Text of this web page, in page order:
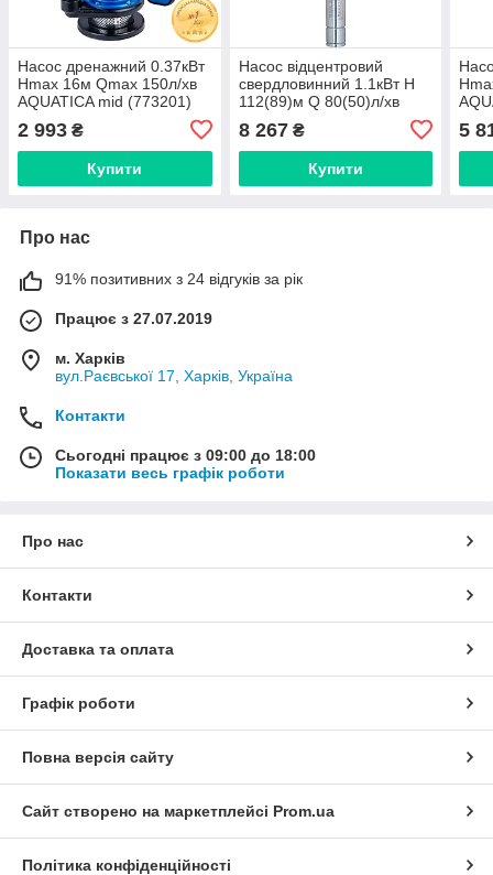
Насос дренажний 0.37кВт
Hmax 16м Qmax 150л/хв
AQUATICA mid (773201)
2 993 ₴
Купити
Насос відцентровий
свердловинний 1.1кВт H
112(89)м Q 80(50)л/хв
(DONGYIN) 3.5SDm3/20
(777115)
8 267₴
Купити
5
Про нас
91% позитивних з 24 відгуків за рік
Працює з 27.07.2019
м. Харків
вул.Раєвської 17, Харків, Україна
Контакти
Сьогодні працює з 09:00 до 18:00
Показати весь графік роботи
Про нас
Контакти
Доставка та оплата
Графік роботи
Повна версія сайту
Сайт створено на маркетплейсі Prom.ua
Політика конфіденційності